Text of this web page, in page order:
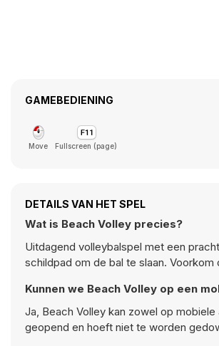
GAMEBEDIENING
Move Fullscreen (page)
DETAILS VAN HET SPEL
Wat is Beach Volley precies?
Uitdagend volleybalspel met een
schildpad om de bal te slaan.
Kunnen we Beach Volley op een
Ja, Beach Volley kan zowel op
geopend en hoeft niet te worden